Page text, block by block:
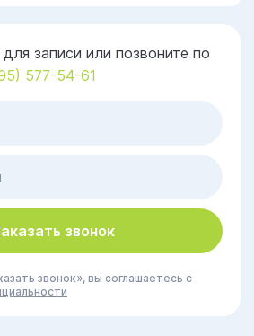
записи или позвоните по
577-54-61
звонок
звонок», вы соглашаетесь с